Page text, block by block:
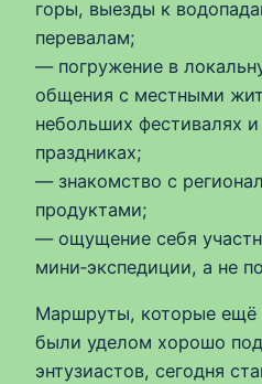
горы, выезды к
перевалам;
— погружение в
общения с местными
небольших фестивалях
праздниках;
— знакомство с
продуктами;
— ощущение себя
мини‑экспедиции, а не
Маршруты, которые ещё
были уделом хорошо
энтузиастов, сегодня